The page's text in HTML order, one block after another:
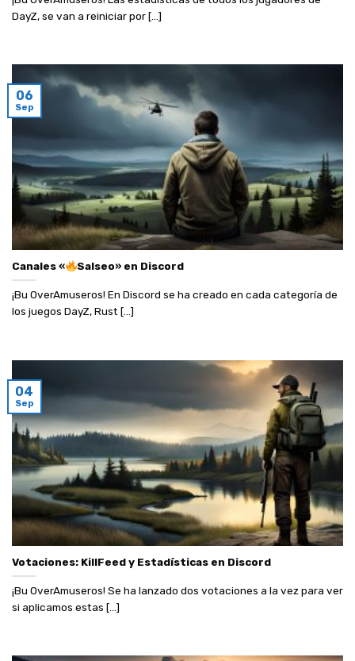
DayZ, se van a reiniciar por [...]
Canales « Salseo» en Discord
¡Bu OverAmuseros! En Discord se ha creado en cada categoría de
los juegos DayZ, Rust [...]
06
Sep
Votaciones: KillFeed y Estadísticas en Discord
¡Bu OverAmuseros! Se ha lanzado dos votaciones a la vez para ver
si aplicamos estas [...]
04
Sep